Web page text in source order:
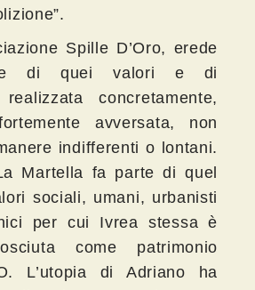
Spille D’Oro, erede
di quei valori e di
realizzata concretamente,
avversata, non
indifferenti o lontani.
Martella fa parte di quel
sociali, umani, urbanisti
per cui Ivrea stessa è
come patrimonio
L’utopia di Adriano ha